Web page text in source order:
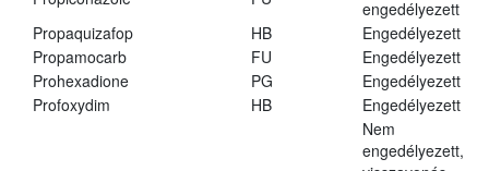
engedélyezett
Propaquizafop
HB
Engedélyezett
Propamocarb
FU
Engedélyezett
Prohexadione
PG
Engedélyezett
Profoxydim
HB Engedélyezett
Nem
engedélyezett,